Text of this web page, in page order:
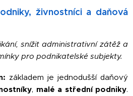
živnostníci a daňová
snížit administrativní zátěž a
pro podnikatelské subjekty.
základem je jednodušší daňový
, malé a střední podniky.